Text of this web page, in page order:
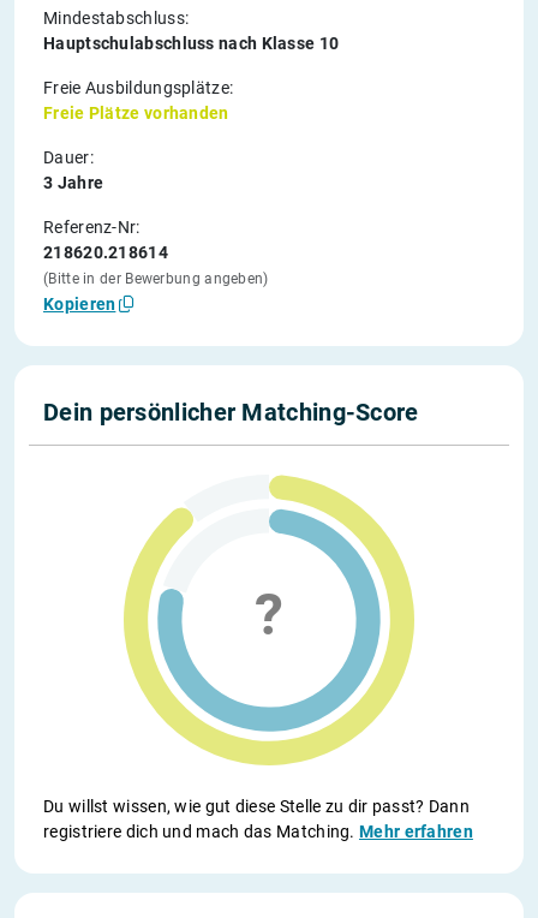
Mindestabschluss:
Hauptschulabschluss nach Klasse 10
Freie Ausbildungsplätze:
Freie Plätze vorhanden
Dauer:
3 Jahre
Referenz-Nr:
218620.218614
(Bitte in der Bewerbung angeben)
Kopieren
Dein persönlicher Matching-Score
Du willst wissen, wie gut diese Stelle zu dir passt? Dann
registriere dich und mach das Matching.Mehr erfahren